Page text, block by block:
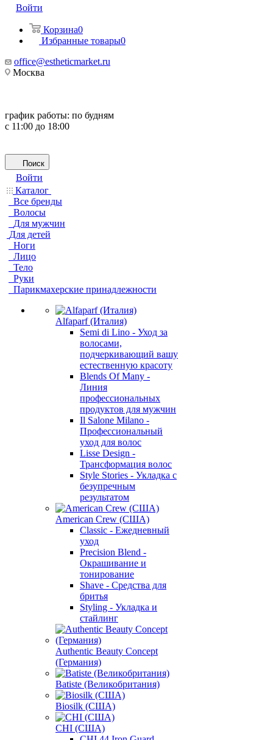
Войти
Корзина0
Избранные товары0
office@estheticmarket.ru
Москва
график работы: по будням
с 11:00 до 18:00
Поиск
Войти
Каталог
Все бренды
Волосы
Для мужчин
Для детей
Ноги
Лицо
Тело
Руки
Парикмахерские принадлежности
Alfaparf (Италия)
Semi di Lino - Уход за
волосами,
подчеркивающий вашу
естественную красоту
Blends Of Many -
Линия
профессиональных
продуктов для мужчин
Il Salone Milano -
Профессиональный
уход для волос
Lisse Design -
Трансформация волос
Style Stories - Укладка с
безупречным
результатом
American Crew (США)
Classic - Ежедневный
уход
Precision Blend -
Окрашивание и
тонирование
Shave - Средства для
бритья
Styling - Укладка и
стайлинг
Authentic Beauty Concept
(Германия)
Batiste (Великобритания)
Biosilk (США)
CHI (США)